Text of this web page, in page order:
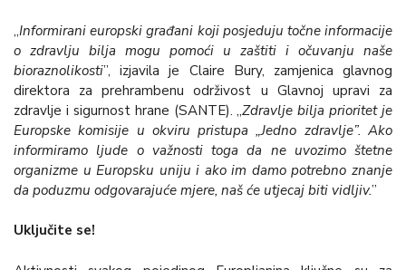
„Informirani europski građani koji posjeduju točne informacije
o zdravlju bilja mogu pomoći u zaštiti i očuvanju naše
bioraznolikosti”, izjavila je Claire Bury, zamjenica glavnog
direktora za prehrambenu održivost u Glavnoj upravi za
zdravlje i sigurnost hrane (SANTE). „Zdravlje bilja prioritet je
Europske komisije u okviru pristupa „Jedno zdravlje”. Ako
informiramo ljude o važnosti toga da ne uvozimo štetne
organizme u Europsku uniju i ako im damo potrebno znanje
da poduzmu odgovarajuće mjere, naš će utjecaj biti vidljiv.”
Uključite se!